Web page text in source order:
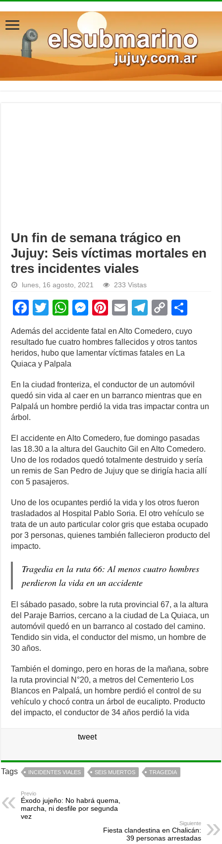
Un fin de semana trágico en
Jujuy: Seis víctimas mortales en
tres incidentes viales
lunes, 16 agosto, 2021 233 Vistas
F
a
c
e
b
o
o
k
T
wi
tt
er
W
h
at
s
A
p
p
M
e
ss
e
g
er
Pi
nt
er
e
E
m
ail
T
el
e
gr
m
C
p
y
n
k
ar
Además del accidente fatal en Alto Comedero, cuyo
resultado fue cuatro hombres fallecidos y otros tantos
heridos, hubo que lamentar víctimas fatales en La
Quiaca y Palpala
En la ciudad fronteriza, el conductor de un automóvil
quedó sin vida al caer en un barranco mientras que en
Palpalá un hombre perdió la vida tras impactar contra un
árbol.
El accidente en Alto Comedero, fue domingo pasadas
las 18.30 a la altura del Gauchito Gil en Alto Comedero.
Uno de los rodados quedó totalmente destruido y sería
un remis de San Pedro de Jujuy que se dirigía hacia allí
con 5 pasajeros.
Uno de los ocupantes perdió la vida y los otros fueron
trasladados al Hospital Pablo Soria. El otro vehículo se
trata de un auto particular color gris que estaba ocupado
por 3 personas, quienes también fallecieron producto del
impacto.
Tragedia en la ruta 66: Al menos cuatro hombres
perdieron la vida en un accidente
El sábado pasado, sobre la ruta provincial 67, a la altura
del Paraje Barrios, cercano a la ciudad de La Quiaca, un
automóvil quedó en un barranco al costado del camino.
Tendido sin vida, el conductor del mismo, un hombre de
30 años.
También el domingo, pero en horas de la mañana, sobre
la ruta provincial N°20, a metros del Cementerio Los
Blancos en Palpalá, un hombre perdió el control de su
vehículo y chocó contra un árbol de eucalipto. Producto
del impacto, el conductor de 34 años perdió la vida
tweet
Tags INCIDENTES VIALES SEIS MUERTOS TRAGEDIA
Previo
Éxodo jujeño: No habrá quema,
marcha, ni desfile por segunda
vez
Siguiente
Fiesta clandestina en Chalicán:
39 personas arrestadas